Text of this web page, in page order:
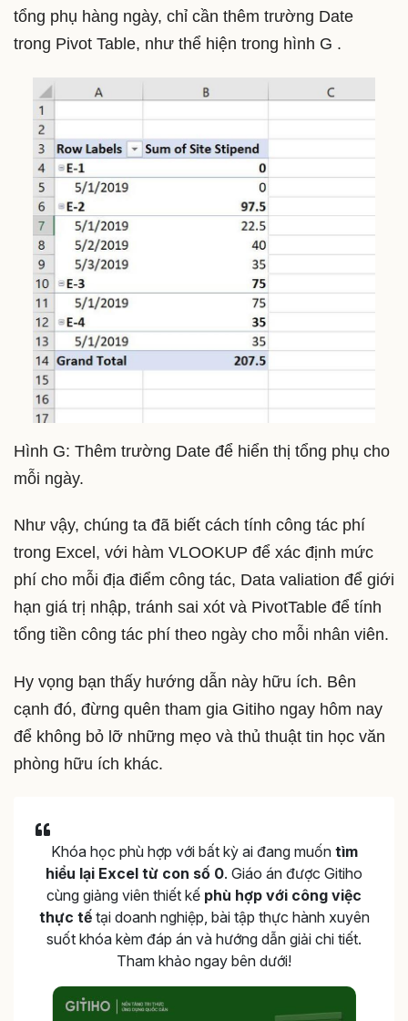
tổng phụ hàng ngày, chỉ cần thêm trường Date
trong Pivot Table, như thể hiện trong hình G .
Hình G: Thêm trường Date để hiển thị tổng phụ cho
mỗi ngày.
Như vậy, chúng ta đã biết cách tính công tác phí
trong Excel, với hàm VLOOKUP để xác định mức
phí cho mỗi địa điểm công tác, Data valiation để giới
hạn giá trị nhập, tránh sai xót và PivotTable để tính
tổng tiền công tác phí theo ngày cho mỗi nhân viên.
Hy vọng bạn thấy hướng dẫn này hữu ích. Bên
cạnh đó, đừng quên tham gia Gitiho ngay hôm nay
để không bỏ lỡ những mẹo và thủ thuật tin học văn
phòng hữu ích khác.
Khóa học phù hợp với bất kỳ ai đang muốn tìm
hiểu lại Excel từ con số 0. Giáo án được Gitiho
cùng giảng viên thiết kế phù hợp với công việc
thực tếtại doanh nghiệp, bài tập thực hành xuyên
suốt khóa kèm đáp án và hướng dẫn giải chi tiết.
Tham khảo ngay bên dưới!